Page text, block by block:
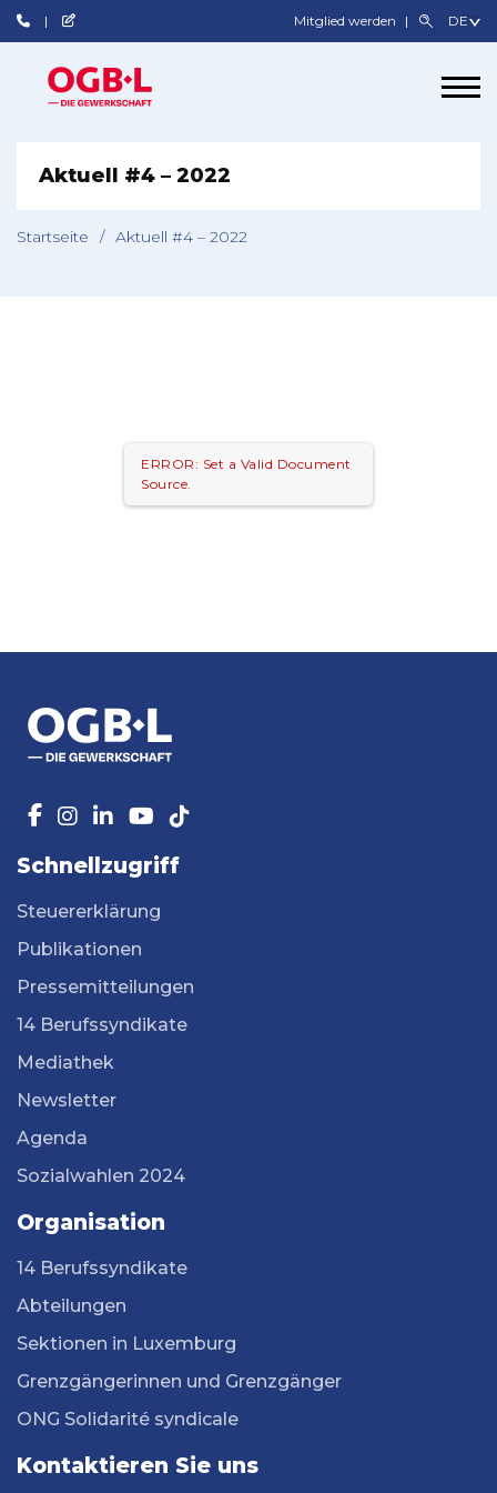
Mitglied werden
Aktuell #4 – 2022
Startseite / Aktuell #4 – 2022
ERROR: Set a Valid Document
Source.
Schnellzugriff
Steuererklärung
Publikationen
Pressemitteilungen
14 Berufssyndikate
Mediathek
Newsletter
Agenda
Sozialwahlen 2024
Organisation
14 Berufssyndikate
Abteilungen
Sektionen in Luxemburg
Grenzgängerinnen und Grenzgänger
ONG Solidarité syndicale
Kontaktieren Sie uns